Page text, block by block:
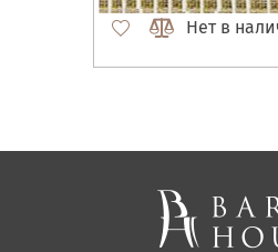
Нет в
Спальни,
Корпусная
Офисная